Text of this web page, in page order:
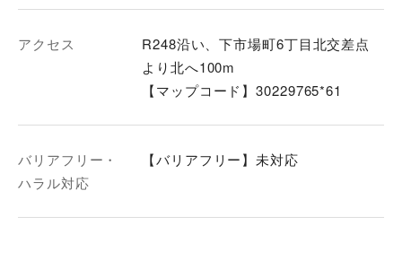
アクセス
R248沿い、下市場町6丁目北交差点
より北へ100m
【マップコード】30229765*61
バリアフリー・
ハラル対応
【バリアフリー】未対応